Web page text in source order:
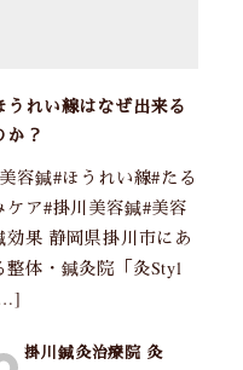
うれい線はなぜ出来る
か？
容鍼#ほうれい線#たる
ケア#掛川美容鍼#美容
効果 静岡県掛川市にあ
整体・鍼灸院「灸Styl
掛川鍼灸治療院 灸